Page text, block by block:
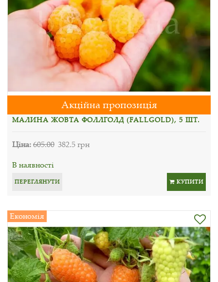
Акційна пропозиція
МАЛИНА ЖОВТА ФОЛЛГОЛД (FALLGOLD), 5 ШТ.
Ціна:605.00 382.5 грн
В наявності
ПЕРЕГЛЯНУТИ КУПИТИ
Економія